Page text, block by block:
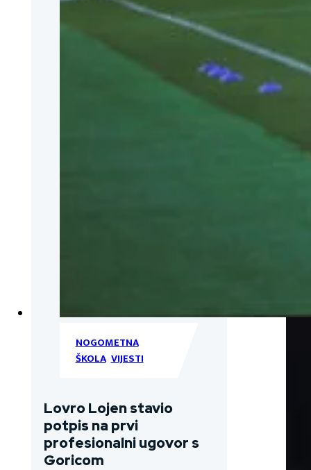
NOGOMETNA
ŠKOLA,VIJESTI
Lovro Lojen stavio
potpis na prvi
profesionalni ugovor s
Goricom